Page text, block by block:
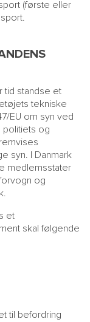
(første eller
tid standse et
tekniske
EU om syn ved
politiets og
syn. I Danmark
medlemsstater
og
et
skal følgende
til befordring